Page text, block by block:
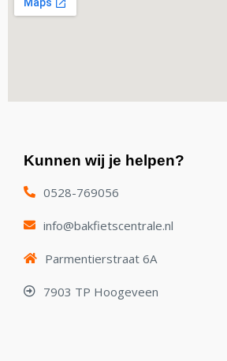
Kunnen wij je helpen?
0528-769056
info@bakfietscentrale.nl
Parmentierstraat 6A
7903 TP Hoogeveen